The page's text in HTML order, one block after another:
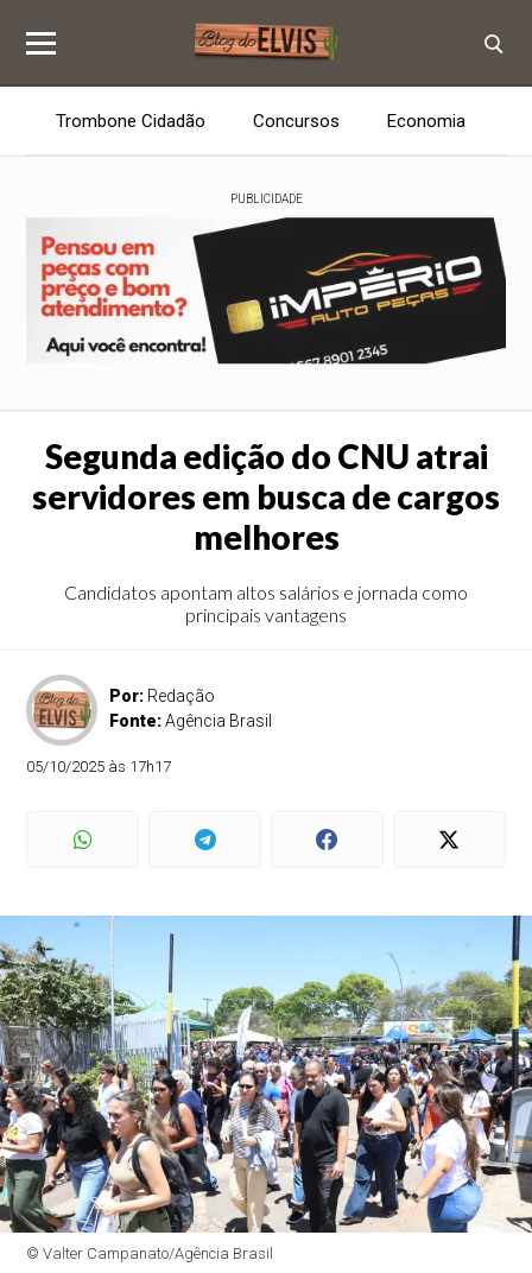
Trombone Cidadão Concursos Economia
PUBLICIDADE
Segunda edição do CNU atrai
servidores em busca de cargos
melhores
Candidatos apontam altos salários e jornada como
principais vantagens
Por: Redação
Fonte:Agência Brasil
05/10/2025 às 17h17
© Valter Campanato/Agência Brasil